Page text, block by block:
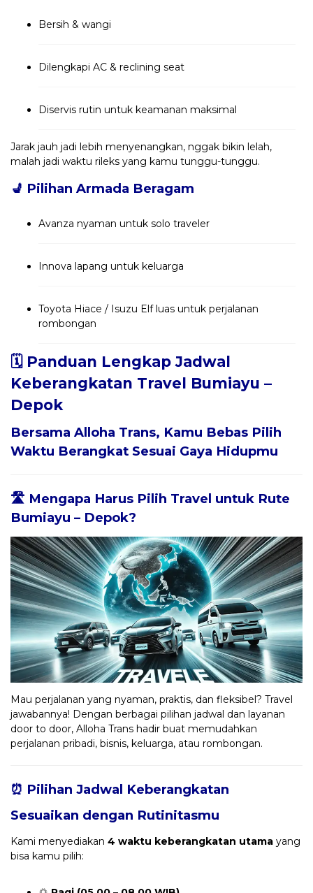
Bersih & wangi
Dilengkapi AC & reclining seat
Diservis rutin untuk keamanan maksimal
Jarak jauh jadi lebih menyenangkan, nggak bikin lelah,
malah jadi waktu rileks yang kamu tunggu-tunggu.
💺 Pilihan Armada Beragam
Avanza nyaman untuk solo traveler
Innova lapang untuk keluarga
Toyota Hiace / Isuzu Elf luas untuk perjalanan
rombongan
🗓️ Panduan Lengkap Jadwal
Keberangkatan Travel Bumiayu –
Depok
Bersama Alloha Trans, Kamu Bebas Pilih
Waktu Berangkat Sesuai Gaya Hidupmu
🛣️ Mengapa Harus Pilih Travel untuk Rute
Bumiayu – Depok?
Mau perjalanan yang nyaman, praktis, dan fleksibel? Travel
jawabannya! Dengan berbagai pilihan jadwal dan layanan
door to door, Alloha Trans hadir buat memudahkan
perjalanan pribadi, bisnis, keluarga, atau rombongan.
⏰ Pilihan Jadwal Keberangkatan
Sesuaikan dengan Rutinitasmu
Kami menyediakan 4 waktu keberangkatan utama yang
bisa kamu pilih: